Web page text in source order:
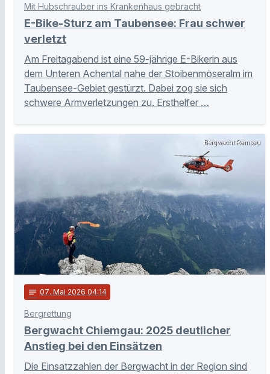
Mit Hubschrauber ins Krankenhaus gebracht
E-Bike-Sturz am Taubensee: Frau schwer
verletzt
Am Freitagabend ist eine 59-jährige E-Bikerin aus
dem Unteren Achental nahe der Stoibenmöseralm im
Taubensee-Gebiet gestürzt. Dabei zog sie sich
schwere Armverletzungen zu. Ersthelfer …
Bergwacht Ramsau
notes 07. Mai 2026 04:14
Bergrettung
Bergwacht Chiemgau: 2025 deutlicher
Anstieg bei den Einsätzen
Die Einsatzzahlen der Bergwacht in der Region sind